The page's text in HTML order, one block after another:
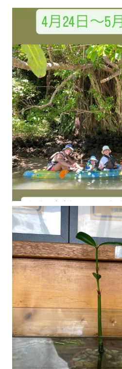
今年の1月にお店に植えたマングローブ(メヒルギ)の苗が成長してきました
マングロ